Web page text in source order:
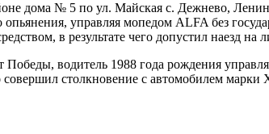
дома № 5 по ул. Майская с. Дежнево,
управляя мопедом ALFA без
в результате чего допустил наезд на
водитель 1988 года рождения
совершил столкновение с автомобилем